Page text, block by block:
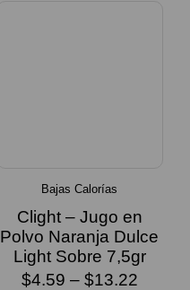
Bajas Calorías
Clight – Jugo en
Polvo Naranja Dulce
Light Sobre 7,5gr
$4.59 – $13.22